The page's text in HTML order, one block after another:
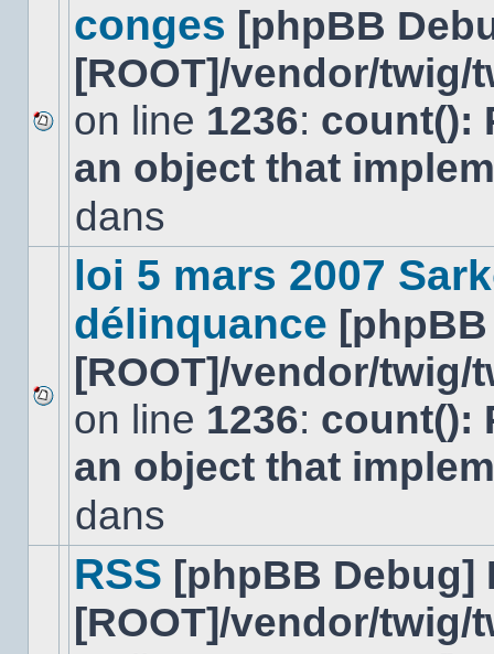
sujet.
Aucun
nouveau
message
sujet.
conges [phpBB
[ROOT]/vendor/
on line 1236: count():
an object that
dans
Aucun
nouveau
message
non-
dans
loi 5 mars 2007
délinquance
[ROOT]/vendor/
on line 1236: count():
an object that
dans
RSS [phpBB Debug]
[ROOT]/vendor/